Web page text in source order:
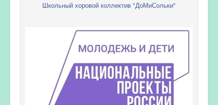
Школьный хоровой коллектив "ДоМиСольки"